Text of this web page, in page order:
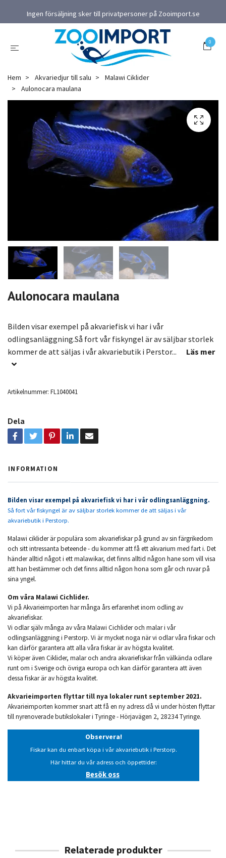
Ingen försäljning sker till privatpersoner på Zooimport.se
0
Hem Akvariedjur till salu
Malawi Ciklider
Aulonocara maulana
Aulonocara maulana
Bilden visar exempel på akvariefisk vi har i vår
odlingsanläggning.Så fort vår fiskyngel är av säljbar storlek
kommer de att säljas i vår akvariebutik i Perstor...
Läs mer
Artikelnummer: FL1040041
Dela
INFORMATION
Bilden visar exempel på akvariefisk vi har i vår odlingsanläggning.
Så fort vår fiskyngel är av säljbar storlek kommer de att säljas i vår
akvariebutik i Perstorp.
Malawi ciklider är populära som akvariefiskar på grund av sin färgrikedom
och sitt intressanta beteende - du kommer att få ett akvarium med fart i. Det
händer alltid något i ett malawikar, det finns alltid någon hane som vill visa
att han bestämmer och det finns alltid någon hona som går och ruvar på
sina yngel.
Om våra Malawi Cichlider.
Vi på Akvarieimporten har många års erfarenhet inom odling av
akvariefiskar.
Vi odlar själv många av våra Malawi Cichlider och malar i vår
odlingsanläggning i Perstorp. Vi är mycket noga när vi odlar våra fiskar och
kan därför garantera att alla våra fiskar är av högsta kvalitet.
Vi köper även Ciklider, malar och andra akvariefiskar från välkända odlare
runt om i Sverige och övriga europa och kan därför garantera att även
dessa fiskar är av högsta kvalitet.
Akvarieimporten flyttar till nya lokaler runt september 2021.
Akvarieimporten kommer snart att få en ny adress då vi under hösten flyttar
till nyrenoverade butikslokaler i Tyringe - Hörjavägen 2, 28234 Tyringe.
Observera!
Fiskar kan du enbart köpa i vår akvariebutik i Perstorp.
Här hittar du vår adress och öppettider:
Besök oss